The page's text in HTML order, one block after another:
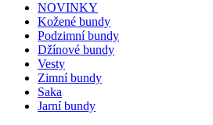
NOVINKY
Kožené bundy
Podzimní bundy
Džínové bundy
Vesty
Zimní bundy
Saka
Jarní bundy